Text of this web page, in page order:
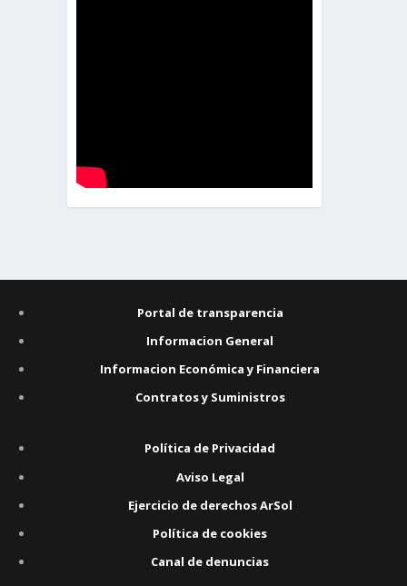
Portal de transparencia
Informacion General
Informacion Económica y Financiera
Contratos y Suministros
Política de Privacidad
Aviso Legal
Ejercicio de derechos ArSol
Política de cookies
Canal de denuncias